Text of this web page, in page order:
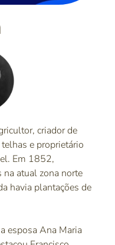
criador de
e proprietário
Em 1852,
na atual zona norte
havia plantações de
esposa Ana Maria